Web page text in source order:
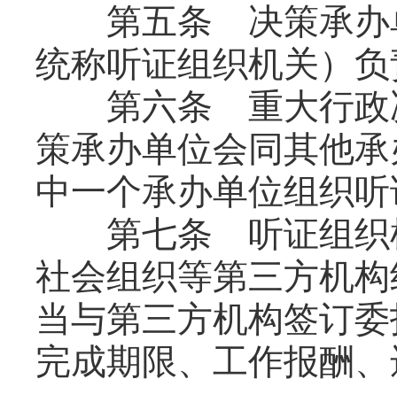
第五条 决策承办单
统称听证组织机关）
第六条 重大行政决
策承办单位会同其他
中一个承办单位组织
第七条 听证组织机
社会组织等第三方机
当与第三方机构签订
完成期限、工作报酬